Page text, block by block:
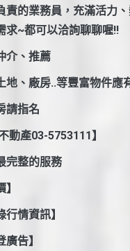
責的業務員，充滿活力
求~都可以洽詢聊聊喔!!
介、推薦
地、廠房..等豐富物件應
請指名
動產03-5753111】
完整的服務
行情資訊】
廣告】